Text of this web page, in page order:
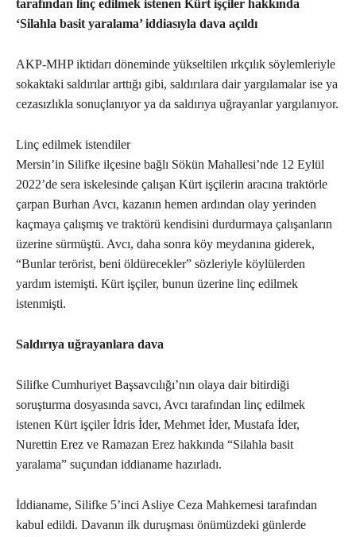
tarafından linç edilmek istenen Kürt işçiler hakkında
‘Silahla basit yaralama’ iddiasıyla dava açıldı
AKP-MHP iktidarı döneminde yükseltilen ırkçılık söylemleriyle
sokaktaki saldırılar arttığı gibi, saldırılara dair yargılamalar ise ya
cezasızlıkla sonuçlanıyor ya da saldırıya uğrayanlar yargılanıyor.
Linç edilmek istendiler
Mersin’in Silifke ilçesine bağlı Sökün Mahallesi’nde 12 Eylül
2022’de sera iskelesinde çalışan Kürt işçilerin aracına traktörle
çarpan Burhan Avcı, kazanın hemen ardından olay yerinden
kaçmaya çalışmış ve traktörü kendisini durdurmaya çalışanların
üzerine sürmüştü. Avcı, daha sonra köy meydanına giderek,
“Bunlar terörist, beni öldürecekler” sözleriyle köylülerden
yardım istemişti. Kürt işçiler, bunun üzerine linç edilmek
istenmişti.
Saldırıya uğrayanlara dava
Silifke Cumhuriyet Başsavcılığı’nın olaya dair bitirdiği
soruşturma dosyasında savcı, Avcı tarafından linç edilmek
istenen Kürt işçiler İdris İder, Mehmet İder, Mustafa İder,
Nurettin Erez ve Ramazan Erez hakkında “Silahla basit
yaralama” suçundan iddianame hazırladı.
İddianame, Silifke 5’inci Asliye Ceza Mahkemesi tarafından
kabul edildi. Davanın ilk duruşması önümüzdeki günlerde